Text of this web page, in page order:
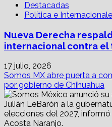
Destacadas
Política e
Nueva Derecha
internacional contra
17 julio, 2026
Somos MX abre puerta a
por gobierno de Chihuahua